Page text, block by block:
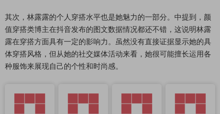
其次，林露露的个人穿搭水平也是她魅力的一部分。中提到，颜
值穿搭类博主在抖音发布的图文数据情况都还不错，这说明林露
露在穿搭方面具有一定的影响力。虽然没有直接证据显示她的具
体穿搭风格，但从她的社交媒体活动来看，她很可能擅长运用各
种服饰来展现自己的个性和时尚感。